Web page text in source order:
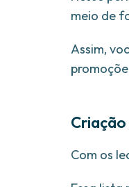
meio de
Assim,
Com os